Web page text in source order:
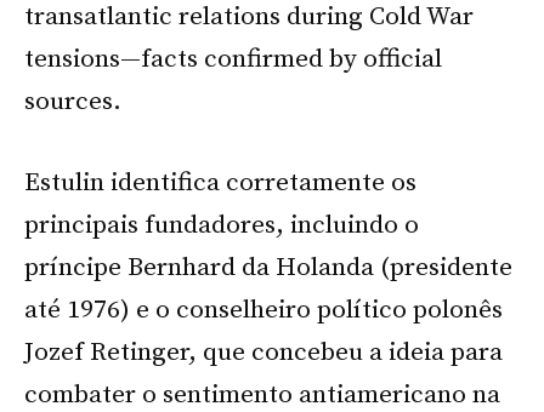
transatlantic relations during Cold War
tensions—facts confirmed by official
sources.
Estulin identifica corretamente os
principais fundadores, incluindo o
príncipe Bernhard da Holanda (presidente
até 1976) e o conselheiro político polonês
Jozef Retinger, que concebeu a ideia para
combater o sentimento antiamericano na